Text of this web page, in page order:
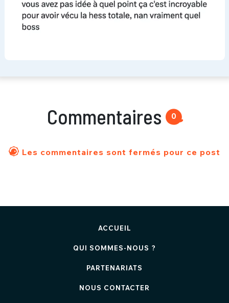
Commentaires 0
Les commentaires sont fermés pour ce post
ACCUEIL
QUI SOMMES-NOUS ?
PARTENARIATS
NOUS CONTACTER